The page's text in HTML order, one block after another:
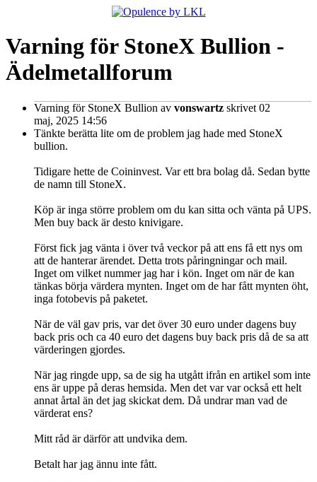
Varning för StoneX Bullion -
Ädelmetallforum
Varning för StoneX Bullion av vonswartz skrivet 02
maj, 2025 14:56
Tänkte berätta lite om de problem jag hade med StoneX
bullion.
Tidigare hette de Coininvest. Var ett bra bolag då. Sedan bytte
de namn till StoneX.
Köp är inga större problem om du kan sitta och vänta på UPS.
Men buy back är desto knivigare.
Först fick jag vänta i över två veckor på att ens få ett nys om
att de hanterar ärendet. Detta trots påringningar och mail.
Inget om vilket nummer jag har i kön. Inget om när de kan
tänkas börja värdera mynten. Inget om de har fått mynten öht,
inga fotobevis på paketet.
När de väl gav pris, var det över 30 euro under dagens buy
back pris och ca 40 euro det dagens buy back pris då de sa att
värderingen gjordes.
När jag ringde upp, sa de sig ha utgått ifrån en artikel som inte
ens är uppe på deras hemsida. Men det var var också ett helt
annat årtal än det jag skickat dem. Då undrar man vad de
värderat ens?
Mitt råd är därför att undvika dem.
Betalt har jag ännu inte fått.